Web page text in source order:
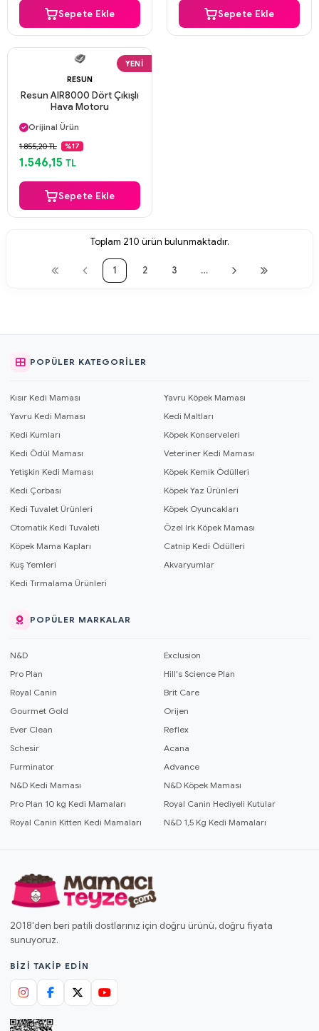
Sepete Ekle Sepete Ekle
YENI
RESUN
Resun AIR8000 Dört Çıkışlı
Hava Motoru
Aynı Gün Kargo
Orijinal Ürün
Güvenli Ödeme
Aynı Gün Kargo
1.855,20 TL %17
1.546,15 TL
Sepete Ekle
Toplam 210 ürün bulunmaktadır.
1 2 3 …
POPÜLER KATEGORILER
Kısır Kedi Maması
Yavru Köpek Maması
Yavru Kedi Maması
Kedi Maltları
Kedi Kumları
Köpek Konserveleri
Kedi Ödül Maması
Veteriner Kedi Maması
Yetişkin Kedi Maması
Köpek Kemik Ödülleri
Kedi Çorbası
Köpek Yaz Ürünleri
Kedi Tuvalet Ürünleri
Köpek Oyuncakları
Otomatik Kedi Tuvaleti
Özel Irk Köpek Maması
Köpek Mama Kapları
Catnip Kedi Ödülleri
Kuş Yemleri
Akvaryumlar
Kedi Tırmalama Ürünleri
POPÜLER MARKALAR
N&D
Exclusion
Pro Plan
Hill's Science Plan
Royal Canin
Brit Care
Gourmet Gold
Orijen
Ever Clean
Reflex
Schesir
Acana
Furminator
Advance
N&D Kedi Maması
N&D Köpek Maması
Pro Plan 10 kg Kedi Mamaları
Royal Canin Hediyeli Kutular
Royal Canin Kitten Kedi Mamaları
N&D 1,5 Kg Kedi Mamaları
2018'den beri patili dostlarınız için doğru ürünü, doğru fiyata
sunuyoruz.
BIZI TAKIP EDIN